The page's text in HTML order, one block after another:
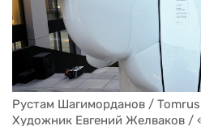
Рустам Шагиморданов / Tomrus
Художник Евгений Желваков /